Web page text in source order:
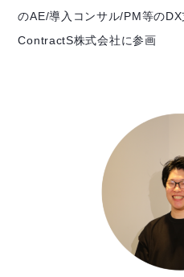
のAE/導入コンサル/PM等の
ContractS株式会社に参画